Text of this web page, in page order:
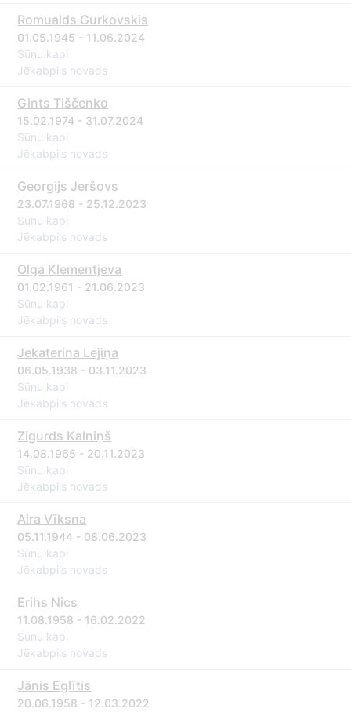
Romualds Gurkovskis
01.05.1945 - 11.06.2024
Sūnu kapi
Jēkabpils novads
Gints Tiščenko
15.02.1974 - 31.07.2024
Sūnu kapi
Jēkabpils novads
Georgijs Jeršovs
23.07.1968 - 25.12.2023
Sūnu kapi
Jēkabpils novads
Olga Klementjeva
01.02.1961 - 21.06.2023
Sūnu kapi
Jēkabpils novads
Jekaterina Lejiņa
06.05.1938 - 03.11.2023
Sūnu kapi
Jēkabpils novads
Zigurds Kalniņš
14.08.1965 - 20.11.2023
Sūnu kapi
Jēkabpils novads
Aira Vīksna
05.11.1944 - 08.06.2023
Sūnu kapi
Jēkabpils novads
Erihs Nics
11.08.1958 - 16.02.2022
Sūnu kapi
Jēkabpils novads
Jānis Eglītis
20.06.1958 - 12.03.2022